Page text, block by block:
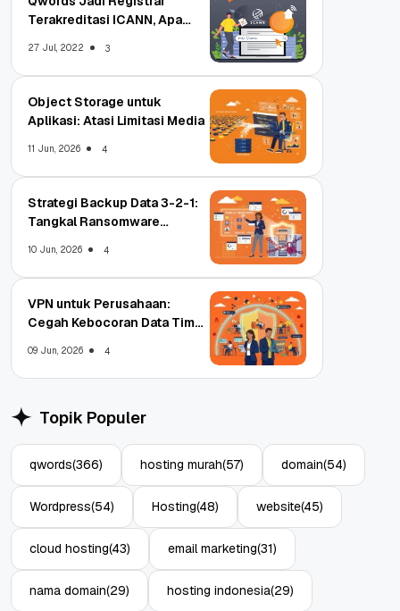
Terakreditasi ICANN, Apa
27 Jul, 2022 3
Object Storage untuk
Aplikasi: Atasi Limitasi Media
11 Jun, 2026 4
Strategi Backup Data 3-2-1:
Tangkal Ransomware
10 Jun, 2026 4
VPN untuk Perusahaan:
Cegah Kebocoran Data Tim
09 Jun, 2026 4
Topik Populer
qwords(366) hosting murah(57) domain(54)
Wordpress(54) Hosting(48) website(45)
cloud hosting(43) email marketing(31)
nama domain(29) hosting indonesia(29)